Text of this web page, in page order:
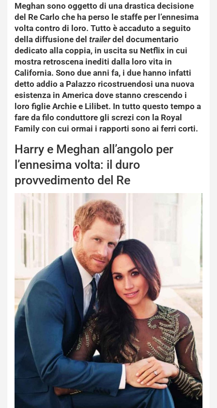
Meghan sono oggetto di una drastica decisione
del Re Carlo che ha perso le staffe per l’ennesima
volta contro di loro. Tutto è accaduto a seguito
della diffusione del trailerdel documentario
dedicato alla coppia, in uscita su Netflix in cui
mostra retroscena inediti dalla loro vita in
California. Sono due anni fa, i due hanno infatti
detto addio a Palazzo ricostruendosi una nuova
esistenza in America dove stanno crescendo i
loro figlie Archie e Lilibet. In tutto questo tempo a
fare da filo conduttore gli screzi con la Royal
Family con cui ormai i rapporti sono ai ferri corti.
Harry e Meghan all’angolo per
l’ennesima volta: il duro
provvedimento del Re